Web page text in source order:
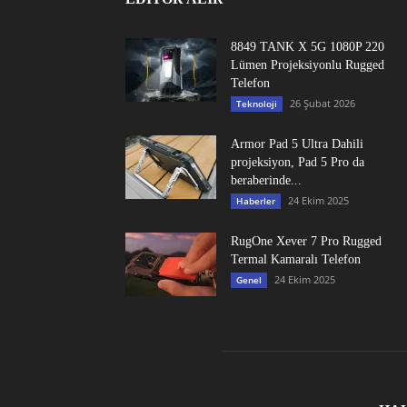
8849 TANK X 5G 1080P 220
Lümen Projeksiyonlu Rugged
Telefon
Teknoloji 26 Şubat 2026
Armor Pad 5 Ultra Dahili
projeksiyon, Pad 5 Pro da
beraberinde...
Haberler 24 Ekim 2025
RugOne Xever 7 Pro Rugged
Termal Kamaralı Telefon
Genel 24 Ekim 2025